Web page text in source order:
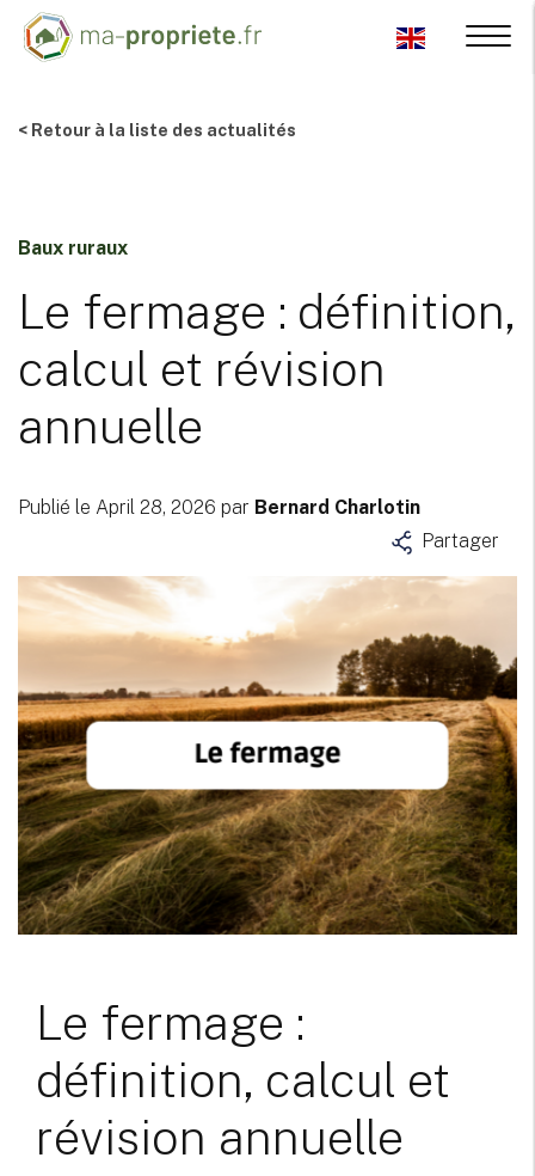
< Retour à la liste des actualités
Baux ruraux
Le fermage : définition,
calcul et révision
annuelle
Publié le April 28, 2026 par Bernard Charlotin
Partager
Le fermage :
définition, calcul et
révision annuelle